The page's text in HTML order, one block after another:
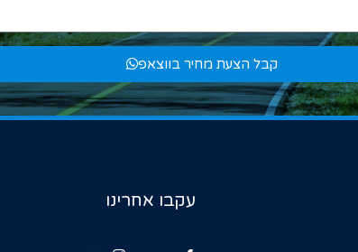
קבל הצעת מחיר בווצאפ
עקבו אחרינו